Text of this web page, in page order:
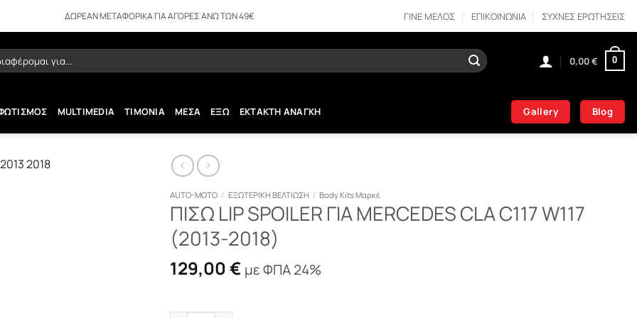
ΔΩΡΕΑΝ ΜΕΤΑΦΟΡΙΚΑ ΓΙΑ ΑΓΟΡΕΣ ΑΝΩ ΤΩΝ 49€ ΓΙΝΕ ΜΕΛΟΣ ΕΠΙΚΟΙΝΩΝΙΑ ΣΥΧΝΕΣ ΕΡΩΤΗΣΕΙΣ
0,00€ 0
MULTIMEDIA ΤΙΜΟΝΙΑ ΜΕΣΑ ΕΞΩ ΕΚΤΑΚΤΗ ΑΝΑΓΚΗ Gallery Blog
AUTO-MOTO / ΕΞΩΤΕΡΙΚΗ ΒΕΛΤΙΩΣΗ / Body Kits Μαρκέ
ΠΙΣΩ LIP SPOILER ΓΙΑ MERCEDES CLA C117 W117
(2013-2018)
129,00€ με ΦΠΑ 24%